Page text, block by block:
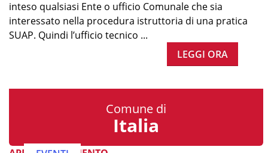
inteso qualsiasi Ente o ufficio Comunale che sia
interessato nella procedura istruttoria di una pratica
SUAP. Quindi l’ufficio tecnico ...
LEGGI ORA
Comune di
Italia